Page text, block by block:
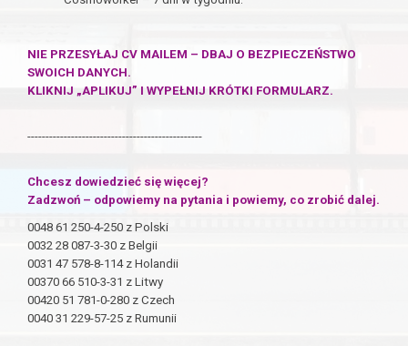
NIE PRZESYŁAJ CV MAILEM – DBAJ O BEZPIECZEŃSTWO
SWOICH DANYCH.
KLIKNIJ „APLIKUJ” I WYPEŁNIJ KRÓTKI FORMULARZ.
------------------------------------------------
Chcesz dowiedzieć się więcej?
Zadzwoń – odpowiemy na pytania i powiemy, co zrobić dalej.
0048 61 250-4-250 z Polski
0032 28 087-3-30 z Belgii
0031 47 578-8-114 z Holandii
00370 66 510-3-31 z Litwy
00420 51 781-0-280 z Czech
0040 31 229-57-25 z Rumunii